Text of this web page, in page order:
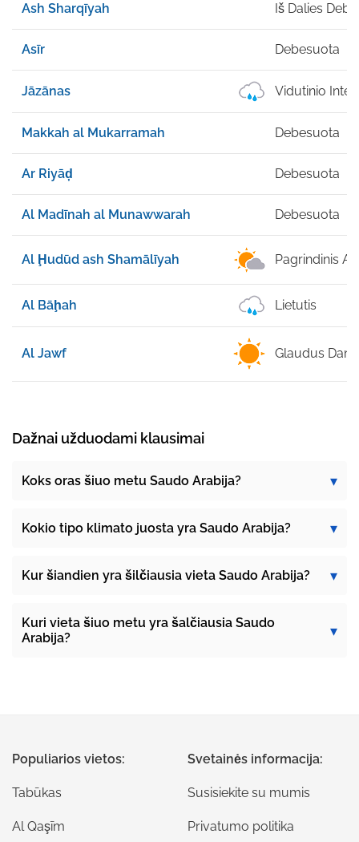
Ash Sharqīyah Iš Dalies
Asīr Debesuota
Jāzānas Vidutinio
Makkah al Mukarramah Debesuota
Ar Riyāḑ Debesuota
Al Madīnah al Munawwarah Debesuota
Al Ḩudūd ash Shamālīyah Pagrindinis
Al Bāḩah Lietutis
Al Jawf Glaudus
Dažnai užduodami klausimai
Koks oras šiuo metu Saudo Arabija?
Kokio tipo klimato juosta yra Saudo Arabija?
Kur šiandien yra šilčiausia vieta Saudo Arabija?
Kuri vieta šiuo metu yra šalčiausia Saudo
Arabija?
Populiarios vietos:
Tabūkas
Al Qaşīm
Svetainės informacija:
Susisiekite su mumis
Privatumo politika